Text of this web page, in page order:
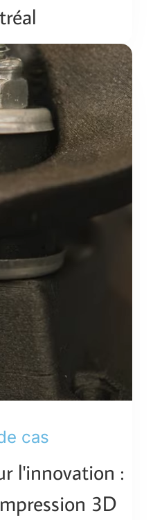
cas
l'innovation :
3D